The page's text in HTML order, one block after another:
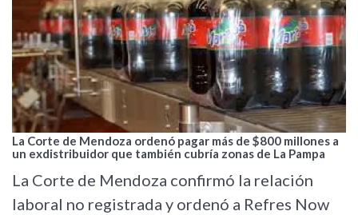
La Corte de Mendoza ordenó pagar más de $800 millones a
un exdistribuidor que también cubría zonas de La Pampa
La Corte de Mendoza confirmó la relación
laboral no registrada y ordenó a Refres Now